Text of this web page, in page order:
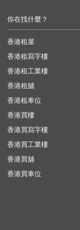
你在找什麼？
香港租屋
香港租寫字樓
香港租工業樓
香港租舖
香港租車位
香港買樓
香港買寫字樓
香港買工業樓
香港買舖
香港買車位